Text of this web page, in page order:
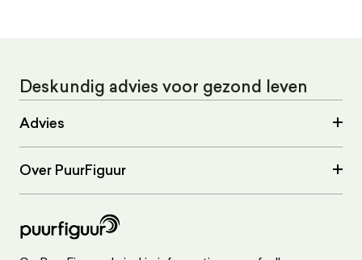
Deskundig advies voor gezond leven
Advies
Over PuurFiguur